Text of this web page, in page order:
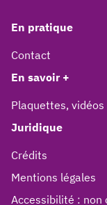
En pratique
Contact
En savoir +
Plaquettes, vidéos
Juridique
Crédits
Mentions légales
Accessibilité : non